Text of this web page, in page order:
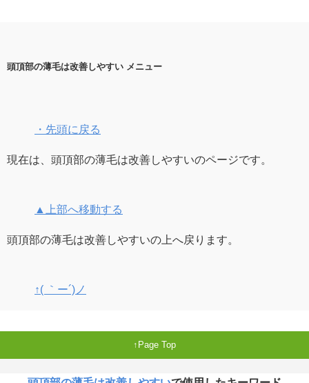
頭頂部の薄毛は改善しやすい メニュー
・先頭に戻る
現在は、頭頂部の薄毛は改善しやすいのページです。
▲上部へ移動する
頭頂部の薄毛は改善しやすいの上へ戻ります。
↑( ｀ー´)ノ
Page Top